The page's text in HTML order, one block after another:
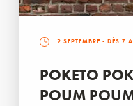
2 SEPTEMBRE - DÈS 7
POKETO
POUM